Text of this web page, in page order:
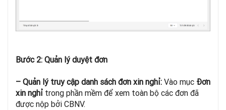
Bước 2: Quản lý duyệt đơn
– Quản lý truy cập danh sách đơn xin nghỉ: Vào mục Đơn
xin nghỉ trong phần mềm để xem toàn bộ các đơn đã
được nộp bởi CBNV.